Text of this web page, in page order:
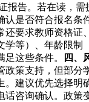
报告。若在读，
认是否符合报名条
还要求教师资格证
学等）、年龄限制
足这些条件。
四、
政策支持，但部分
。建议优先选择明
话咨询确认。政策